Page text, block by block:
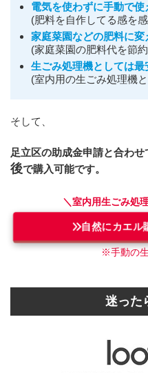
電気を使わずに手動で使
(肥料を自作してる感を
家庭菜園などの肥料に変
(家庭菜園の肥料代を節
生ごみ処理機としては最
(室内用の生ごみ処理機
そして、
足立区の助成金申請と合わ
後で購入可能です。
＼室内用生ごみ処
自然にカエル
※手動の
迷った